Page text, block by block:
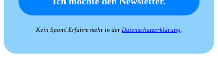
Kein Spam! Erfahre mehr in der Datenschutzerklärung